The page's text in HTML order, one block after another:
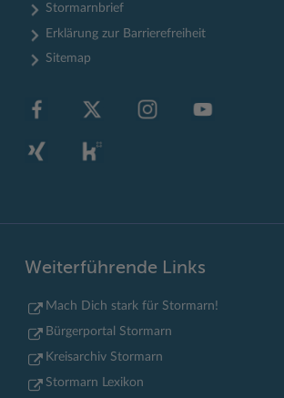
Stormarnbrief
Erklärung zur Barrierefreiheit
Sitemap
Weiterführende Links
Mach Dich stark für Stormarn!
Bürgerportal Stormarn
Kreisarchiv Stormarn
Stormarn Lexikon